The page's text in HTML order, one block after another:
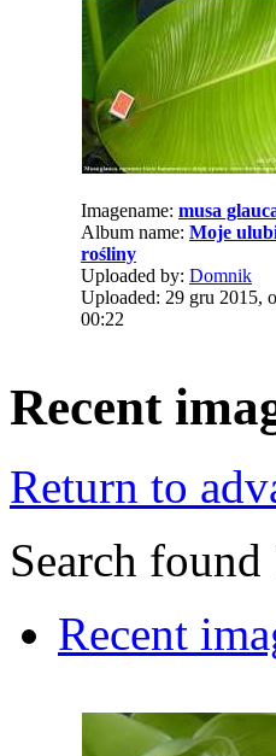
Imagename: musa
Album name: Moje
rośliny
Uploaded by: Domnik
Uploaded: 29 gru 2015, o
00:22
Recent
Return to
Search
Recent